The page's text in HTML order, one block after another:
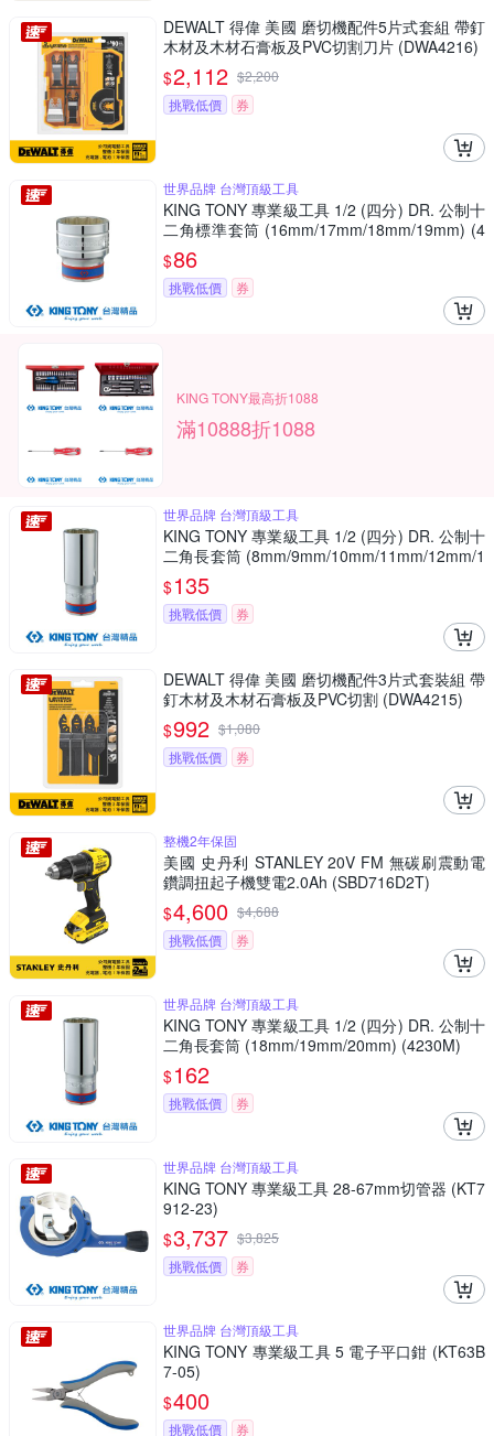
DEWALT 得偉 美國 磨切機配件5片式套組 帶釘
木材及木材石膏板及PVC切割刀片 (DWA4216)
$2,112 $2,200
挑戰低價
券
世界品牌 台灣頂級工具
KING TONY 專業級工具 1/2 (四分) DR. 公制十
二角標準套筒 (16mm/17mm/18mm/19mm) (4
330M)
$86
挑戰低價 券
KING TONY最高折1088
滿10888折1088
世界品牌 台灣頂級工具
KING TONY 專業級工具 1/2 (四分) DR. 公制十
二角長套筒 (8mm/9mm/10mm/11mm/12mm/1
3mm/14mm) (4230M)
$135
挑戰低價 券
DEWALT 得偉 美國 磨切機配件3片式套裝組 帶
釘木材及木材石膏板及PVC切割 (DWA4215)
$992 $1,080
挑戰低價
券
整機2年保固
美國 史丹利 STANLEY 20V FM 無碳刷震動電
鑽調扭起子機雙電2.0Ah (SBD716D2T)
$4,600 $4,688
挑戰低價
券
世界品牌 台灣頂級工具
KING TONY 專業級工具 1/2 (四分) DR. 公制十
二角長套筒 (18mm/19mm/20mm) (4230M)
$162
挑戰低價 券
世界品牌 台灣頂級工具
KING TONY 專業級工具 28-67mm切管器 (KT7
912-23)
$3,737 $3,825
挑戰低價
券
世界品牌 台灣頂級工具
KING TONY 專業級工具 5 電子平口鉗 (KT63B
7-05)
$400
挑戰低價 券